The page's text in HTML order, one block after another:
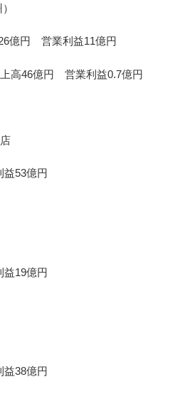
億円 営業利益11億円
高46億円 営業利益0.7億円
53億円
19億円
38億円